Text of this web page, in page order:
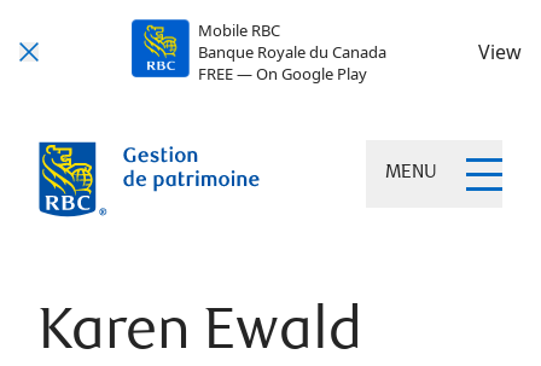
Mobile RBC
Banque Royale du Canada
FREE — On Google Play
View
MENU
Karen Ewald